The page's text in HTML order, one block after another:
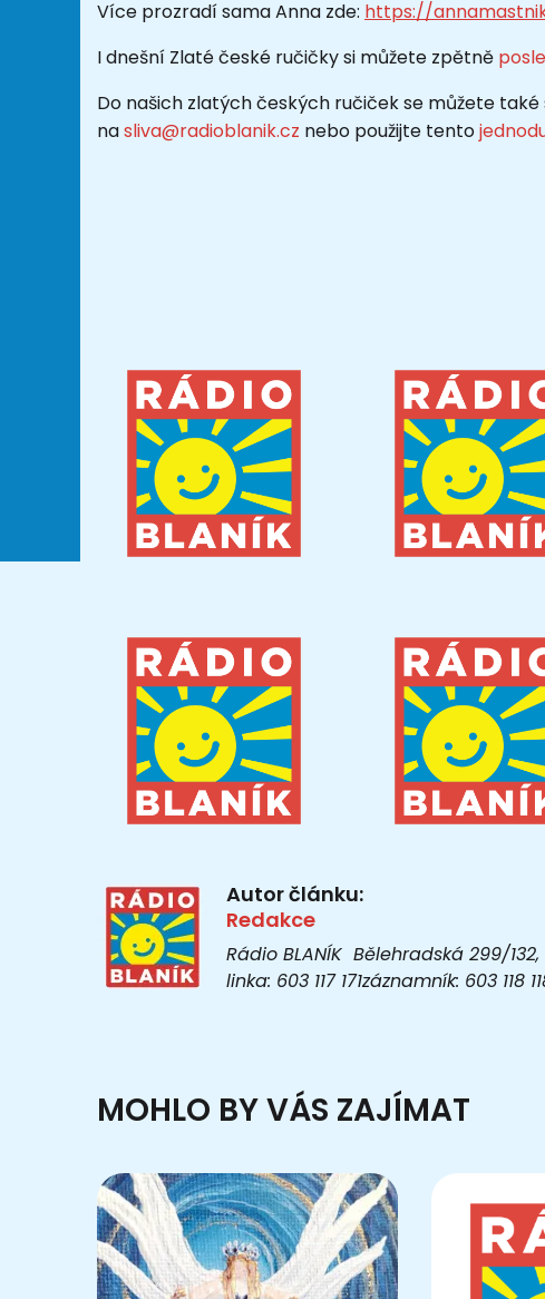
Více prozradí sama Anna zde: https://
I dnešní Zlaté české ručičky si můžete zpětně
Do našich zlatých českých ručiček se můžete
nasliva@radioblanik.cz nebo použijte tento
Autor článku:
Redakce
Rádio BLANÍK Bělehradská 299/
linka: 603 117 171záznamník: 603
MOHLO BY VÁS ZAJÍMAT